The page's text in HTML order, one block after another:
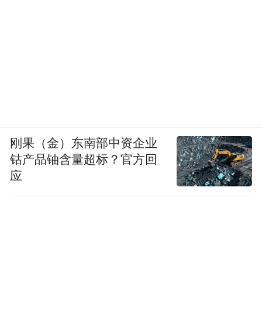
刚果（金）东南部中资企业
钴产品铀含量超标？官方回
应